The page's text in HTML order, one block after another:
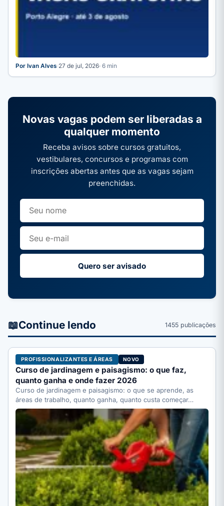
Por Ivan Alves·27 de jul, 2026· 6 min
Novas vagas podem ser liberadas a
qualquer momento
Receba avisos sobre cursos gratuitos,
vestibulares, concursos e programas com
inscrições abertas antes que as vagas sejam
preenchidas.
Quero ser avisado
📖Continue lendo 1455 publicações
PROFISSIONALIZANTES E ÁREAS NOVO
Curso de jardinagem e paisagismo: o que faz,
quanto ganha e onde fazer 2026
Curso de jardinagem e paisagismo: o que se aprende, as
áreas de trabalho, quanto ganha, quanto custa começar…